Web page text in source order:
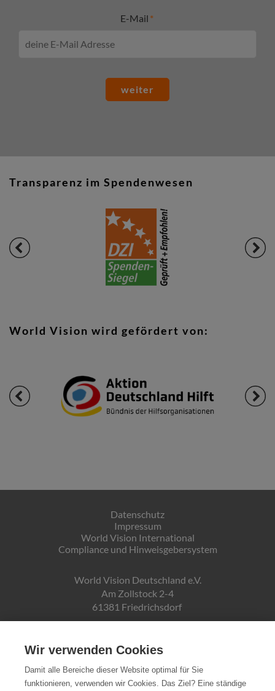
E-Mail
weiter
Transparenz im Spendenwesen
World Vision wird gefördert von:
Datenschutz
Impressum
World Vision International
Compliance und Hinweisgebersystem
World Vision Deutschland e.V.
Am Zollstock 2-4
61381 Friedrichsdorf
DE19ZZZ00000150171
Spendenkonto:
Wir verwenden Cookies
Damit alle Bereiche dieser Website optimal für Sie
funktionieren, verwenden wir Cookies. Das Ziel? Eine ständige